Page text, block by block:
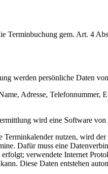
Terminbuchung gem. Art. 4
werden persönliche Daten
Adresse, Telefonnummer,
wird eine Software
Terminkalender nutzen, wird
Dafür muss eine
verwendete Internet
Diese Daten entstehen